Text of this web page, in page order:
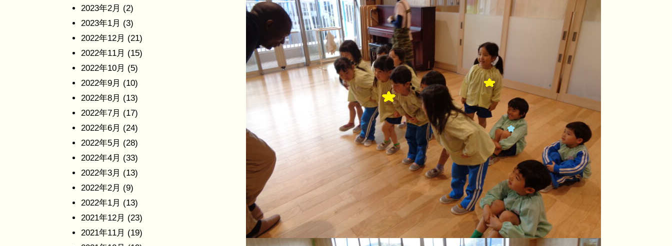
2023年2月 (2)
2023年1月 (3)
2022年12月 (21)
2022年11月 (15)
2022年10月 (5)
2022年9月 (10)
2022年8月 (13)
2022年7月 (17)
2022年6月 (24)
2022年5月 (28)
2022年4月 (33)
2022年3月 (13)
2022年2月 (9)
2022年1月 (13)
2021年12月 (23)
2021年11月 (19)